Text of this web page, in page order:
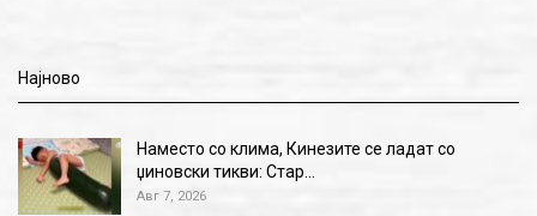
Најново
Наместо со клима, Кинезите се ладат со
џиновски тикви: Стар…
Авг 7, 2026